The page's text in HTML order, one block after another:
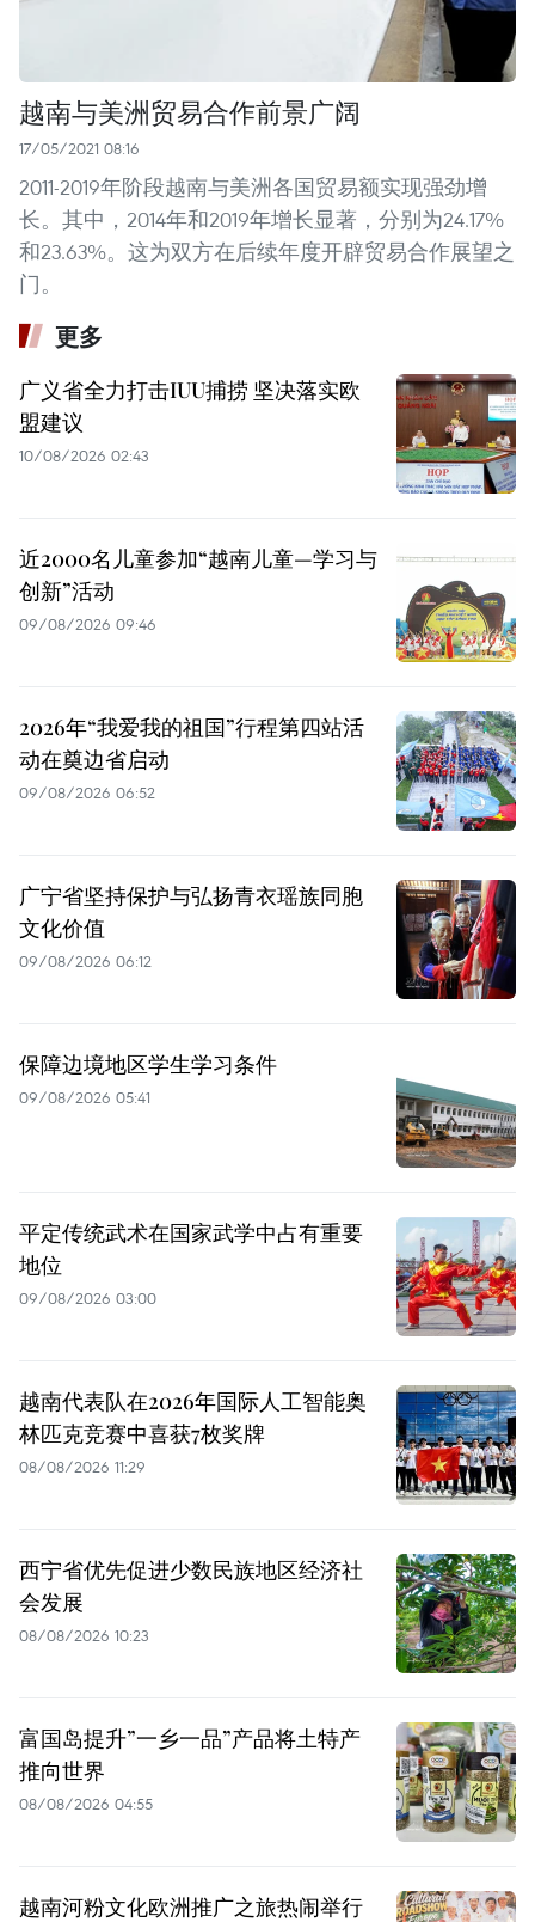
越南与美洲贸易合作前景广阔
17/05/2021 08:16
2011-2019年阶段越南与美洲各国贸易额实现强劲增
长。其中，2014年和2019年增长显著，分别为24.17%
和23.63%。这为双方在后续年度开辟贸易合作展望之
门。
更多
广义省全力打击IUU捕捞 坚决落实欧
盟建议
10/08/2026 02:43
近2000名儿童参加“越南儿童—学习与
创新”活动
09/08/2026 09:46
2026年“我爱我的祖国”行程第四站活
动在奠边省启动
09/08/2026 06:52
广宁省坚持保护与弘扬青衣瑶族同胞
文化价值
09/08/2026 06:12
保障边境地区学生学习条件
09/08/2026 05:41
平定传统武术在国家武学中占有重要
地位
09/08/2026 03:00
越南代表队在2026年国际人工智能奥
林匹克竞赛中喜获7枚奖牌
08/08/2026 11:29
西宁省优先促进少数民族地区经济社
会发展
08/08/2026 10:23
富国岛提升”一乡一品”产品将土特产
推向世界
08/08/2026 04:55
越南河粉文化欧洲推广之旅热闹举行